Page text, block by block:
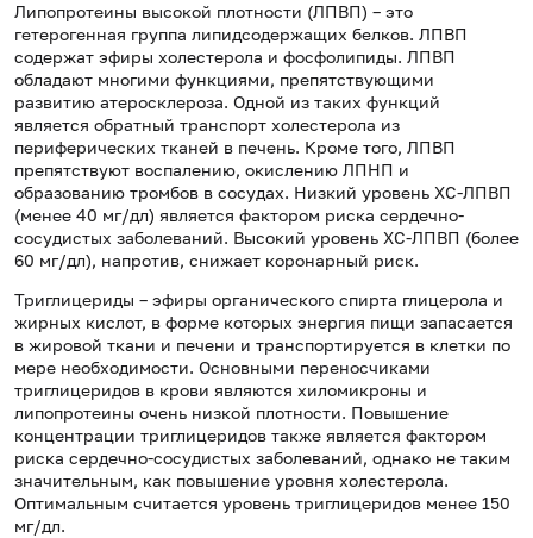
Липопротеины высокой плотности (ЛПВП) – это
гетерогенная группа липидсодержащих белков. ЛПВП
содержат эфиры холестерола и фосфолипиды. ЛПВП
обладают многими функциями, препятствующими
развитию атеросклероза. Одной из таких функций
является обратный транспорт холестерола из
периферических тканей в печень. Кроме того, ЛПВП
препятствуют воспалению, окислению ЛПНП и
образованию тромбов в сосудах. Низкий уровень ХС-ЛПВП
(менее 40 мг/дл) является фактором риска сердечно-
сосудистых заболеваний. Высокий уровень ХС-ЛПВП (более
60 мг/дл), напротив, снижает коронарный риск.
Триглицериды – эфиры органического спирта глицерола и
жирных кислот, в форме которых энергия пищи запасается
в жировой ткани и печени и транспортируется в клетки по
мере необходимости. Основными переносчиками
триглицеридов в крови являются хиломикроны и
липопротеины очень низкой плотности. Повышение
концентрации триглицеридов также является фактором
риска сердечно-сосудистых заболеваний, однако не таким
значительным, как повышение уровня холестерола.
Оптимальным считается уровень триглицеридов менее 150
мг/дл.